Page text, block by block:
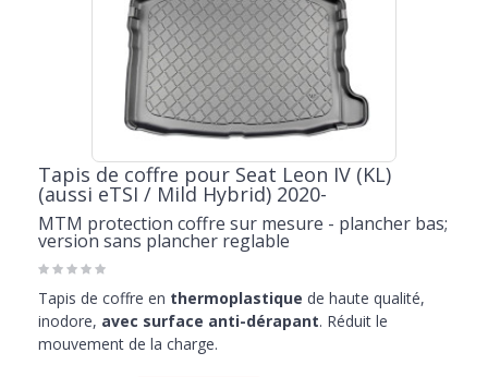
Tapis de coffre pour Seat Leon IV (KL)
(aussi eTSI / Mild Hybrid) 2020-
MTM protection coffre sur mesure - plancher bas;
version sans plancher reglable
Tapis de coffre en thermoplastique de haute qualité,
inodore, avec surface anti-dérapant. Réduit le
mouvement de la charge.